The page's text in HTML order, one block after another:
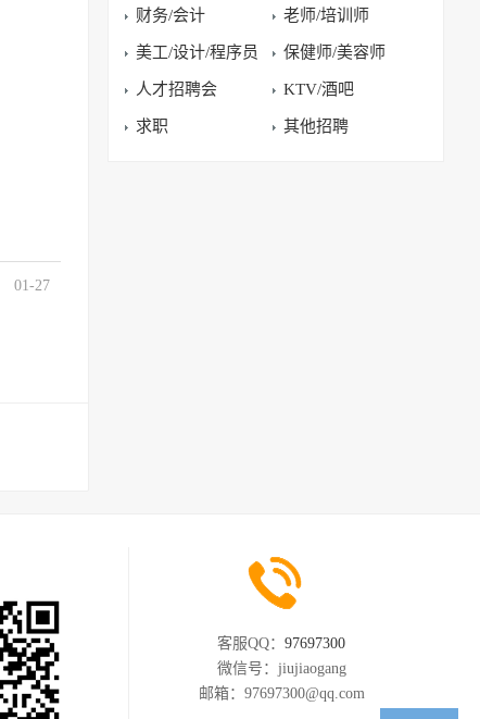
01-27
财务/会计 老师/培训师
美工/设计/程序员 保健师/美容师
人才招聘会 KTV/酒吧
求职 其他招聘
客服QQ： 97697300
微信号： jiujiaogang
邮箱： 97697300@qq.com